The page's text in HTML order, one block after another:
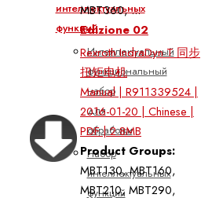
интеллектуальных
функций
Интеллектуальный
функциональный
набор
для
обработки
Набор
интеллектуальных
функций
MBT360, ...
Edizione 02
Rexroth IndraDyn T 同步
扭矩电机
Manual | R911339524 |
2016-01-20 | Chinese |
PDF | 2.8MB
Product Groups:
MBT130, MBT160,
MBT210, MBT290,